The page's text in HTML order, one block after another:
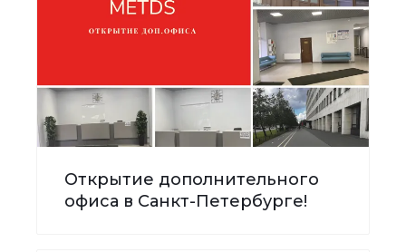
Открытие дополнительного
офиса в Санкт-Петербурге!